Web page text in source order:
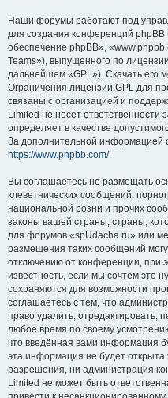
Наши форумы работают под
для создания конференций
обеспечение phpBB»,
Teams»), выпущенного по
дальнейшем «GPL»). Скачать его
Ограничения лицензии GPL для
связаны с организацией и
Limited не несёт
определяет в качестве
За дополнительной информацией
https://www.phpbb.com/.
Вы соглашаетесь не размещать
клеветнических сообщений,
национальной розни и прочих
законы вашей страны, страны,
для форумов «spUdacha.ru» или
размещения таких сообщений
отключению от конференции, при
известность, если мы сочтём это
сохраняются для возможности
соглашаетесь с тем, что
право удалить, отредактировать,
любое время по своему
что введённая вами информация
эта информация не будет
разрешения, ни администрация
Limited не может быть